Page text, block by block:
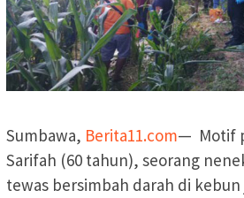
Sumbawa, Berita11.com— Motif
Sarifah (60 tahun), seorang
tewas bersimbah darah di